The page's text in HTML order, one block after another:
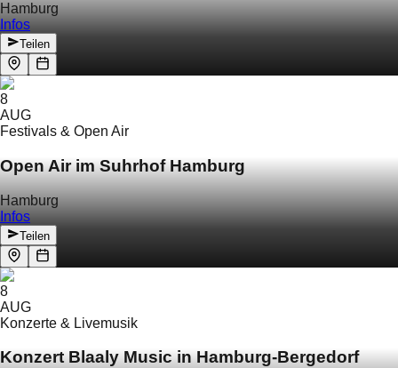
Hamburg
Infos
Teilen
8
AUG
Festivals & Open Air
Open Air im Suhrhof Hamburg
Hamburg
Infos
Teilen
8
AUG
Konzerte & Livemusik
Konzert Blaaly Music in Hamburg-Bergedorf